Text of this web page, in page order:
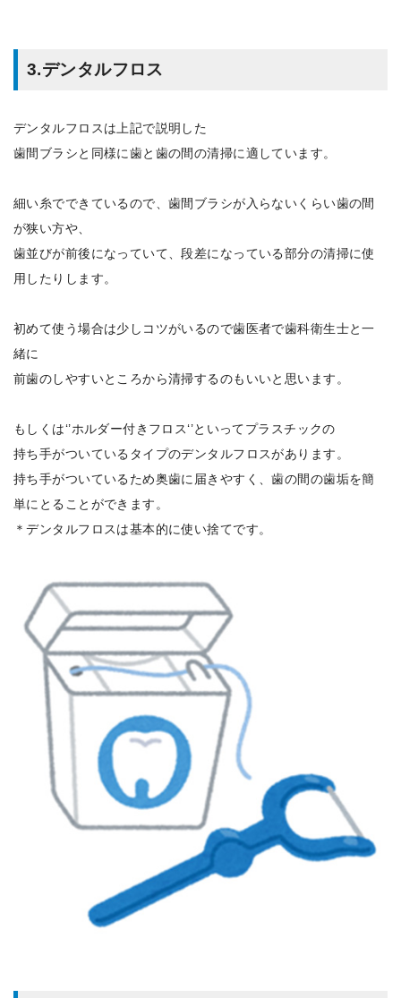
3.デンタルフロス
デンタルフロスは上記で説明した
歯間ブラシと同様に歯と歯の間の清掃に適しています。
細い糸でできているので、歯間ブラシが入らないくらい歯の間
が狭い方や、
歯並びが前後になっていて、段差になっている部分の清掃に使
用したりします。
初めて使う場合は少しコツがいるので歯医者で歯科衛生士と一
緒に
前歯のしやすいところから清掃するのもいいと思います。
もしくは‘’ホルダー付きフロス‘’といってプラスチックの
持ち手がついているタイプのデンタルフロスがあります。
持ち手がついているため奥歯に届きやすく、歯の間の歯垢を簡
単にとることができます。
＊デンタルフロスは基本的に使い捨てです。